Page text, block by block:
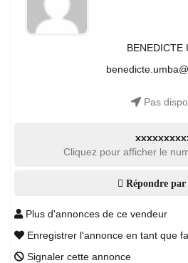
BENEDICTE
Pas
Cliquez pour afficher le
Répondre par
Plus d'annonces de ce vendeur
Enregistrer l'annonce en tant que
Signaler cette annonce